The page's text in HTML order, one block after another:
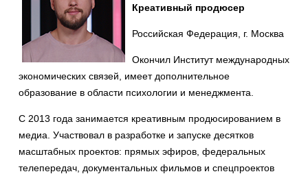
Креативный продюсер
Российская Федерация, г. Москва
Окончил Институт международных
экономических связей, имеет дополнительное
образование в области психологии и менеджмента.
С 2013 года занимается креативным продюсированием в
медиа. Участвовал в разработке и запуске десятков
масштабных проектов: прямых эфиров, федеральных
телепередач, документальных фильмов и спецпроектов